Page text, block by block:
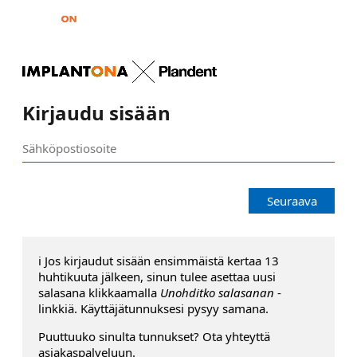
Kirjaudu sisään
Seuraava
ℹ️ Jos kirjaudut sisään ensimmäistä kertaa 13
huhtikuuta jälkeen, sinun tulee asettaa uusi
salasana klikkaamalla Unohditko salasanan -
linkkiä. Käyttäjätunnuksesi pysyy samana.
Puuttuuko sinulta tunnukset? Ota yhteyttä
asiakaspalveluun.